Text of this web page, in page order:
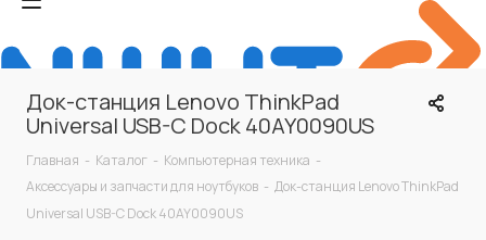
Док-станция Lenovo ThinkPad
Universal USB-C Dock 40AY0090US
Главная - Каталог - Компьютерная техника -
Аксессуары и запчасти для ноутбуков - Док-станция Lenovo ThinkPad
Universal USB-C Dock 40AY0090US